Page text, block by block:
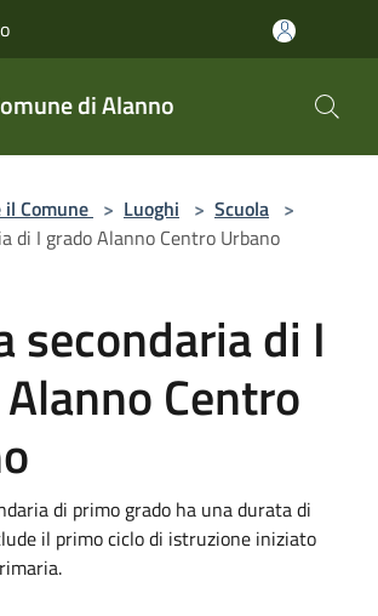
di Alanno
Comune > Luoghi > Scuola >
di I grado Alanno Centro Urbano
secondaria di I
Centro
di primo grado ha una durata di
il primo ciclo di istruzione iniziato